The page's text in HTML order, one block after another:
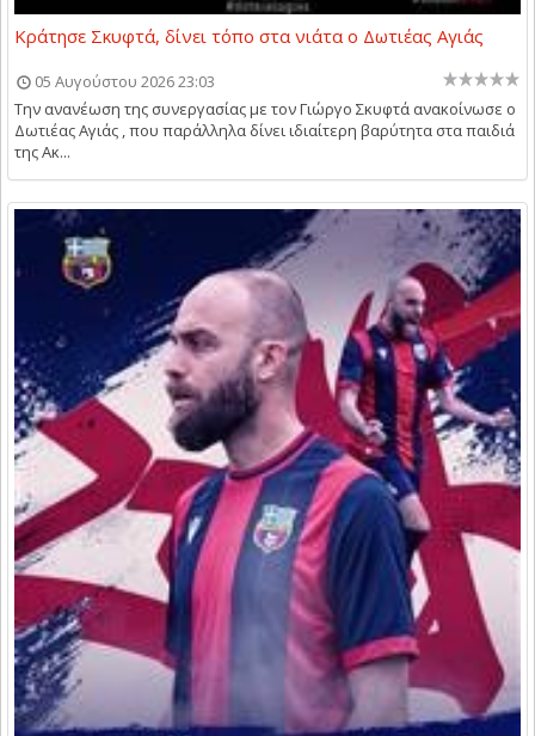
Κράτησε Σκυφτά, δίνει τόπο στα νιάτα ο Δωτιέας Αγιάς
05 Αυγούστου 2026 23:03
Την ανανέωση της συνεργασίας με τον Γιώργο Σκυφτά ανακοίνωσε ο
Δωτιέας Αγιάς , που παράλληλα δίνει ιδιαίτερη βαρύτητα στα παιδιά
της Ακ...